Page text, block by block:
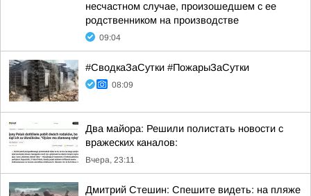
несчастном случае, произошедшем с ее
родственником на производстве
09:04
#СводкаЗаСутки #ПожарыЗаСутки
08:09
Два майора: Решили полистать новости с
вражеских каналов:
Вчера, 23:11
Дмитрий Стешин: Спешите видеть: на пляже